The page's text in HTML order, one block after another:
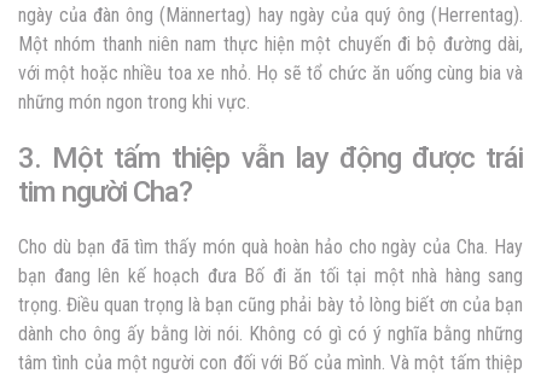
ngày của đàn ông (Männertag) hay ngày của quý ông (Herrentag).
Một nhóm thanh niên nam thực hiện một chuyến đi bộ đường dài,
với một hoặc nhiều toa xe nhỏ. Họ sẽ tổ chức ăn uống cùng bia và
những món ngon trong khi vực.
3. Một tấm thiệp vẫn lay động được trái
tim người Cha?
Cho dù bạn đã tìm thấy món quà hoàn hảo cho ngày của Cha. Hay
bạn đang lên kế hoạch đưa Bố đi ăn tối tại một nhà hàng sang
trọng. Điều quan trọng là bạn cũng phải bày tỏ lòng biết ơn của bạn
dành cho ông ấy bằng lời nói. Không có gì có ý nghĩa bằng những
tâm tình của một người con đối với Bố của mình. Và một tấm thiệp